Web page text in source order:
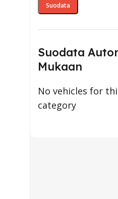
Suodata
Suodata
Mukaan
No vehicles for
category